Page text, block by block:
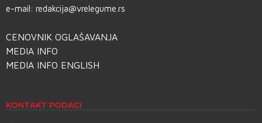
e-mail: redakcija@vrelegume.rs
CENOVNIK OGLAŠAVANJA
MEDIA INFO
MEDIA INFO ENGLISH
KONTAKT PODACI